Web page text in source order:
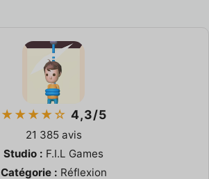
★★★★☆ 4,3/5
21 385 avis
Studio : F.I.L Games
Catégorie : Réflexion